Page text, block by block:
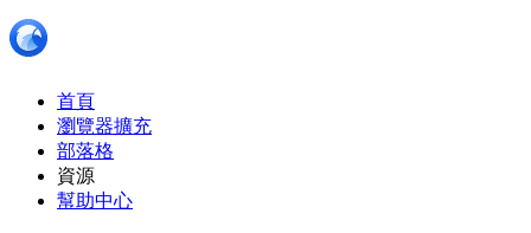
首頁
瀏覽器擴充
部落格
資源
幫助中心